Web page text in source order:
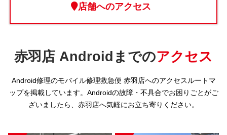
店舗へのアクセス
赤羽店 Androidまでのアクセス
Android修理のモバイル修理救急便 赤羽店へのアクセスルートマ
ップを掲載しています。Androidの故障・不具合でお困りごとがご
ざいましたら、赤羽店へ気軽にお立ち寄りください。